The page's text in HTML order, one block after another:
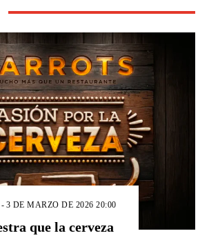
- 3 DE MARZO DE 2026 20:00
que la cerveza